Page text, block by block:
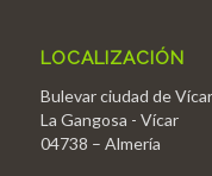
LOCALIZACIÓN
Bulevar ciudad de
La Gangosa - Vícar
04738 – Almería